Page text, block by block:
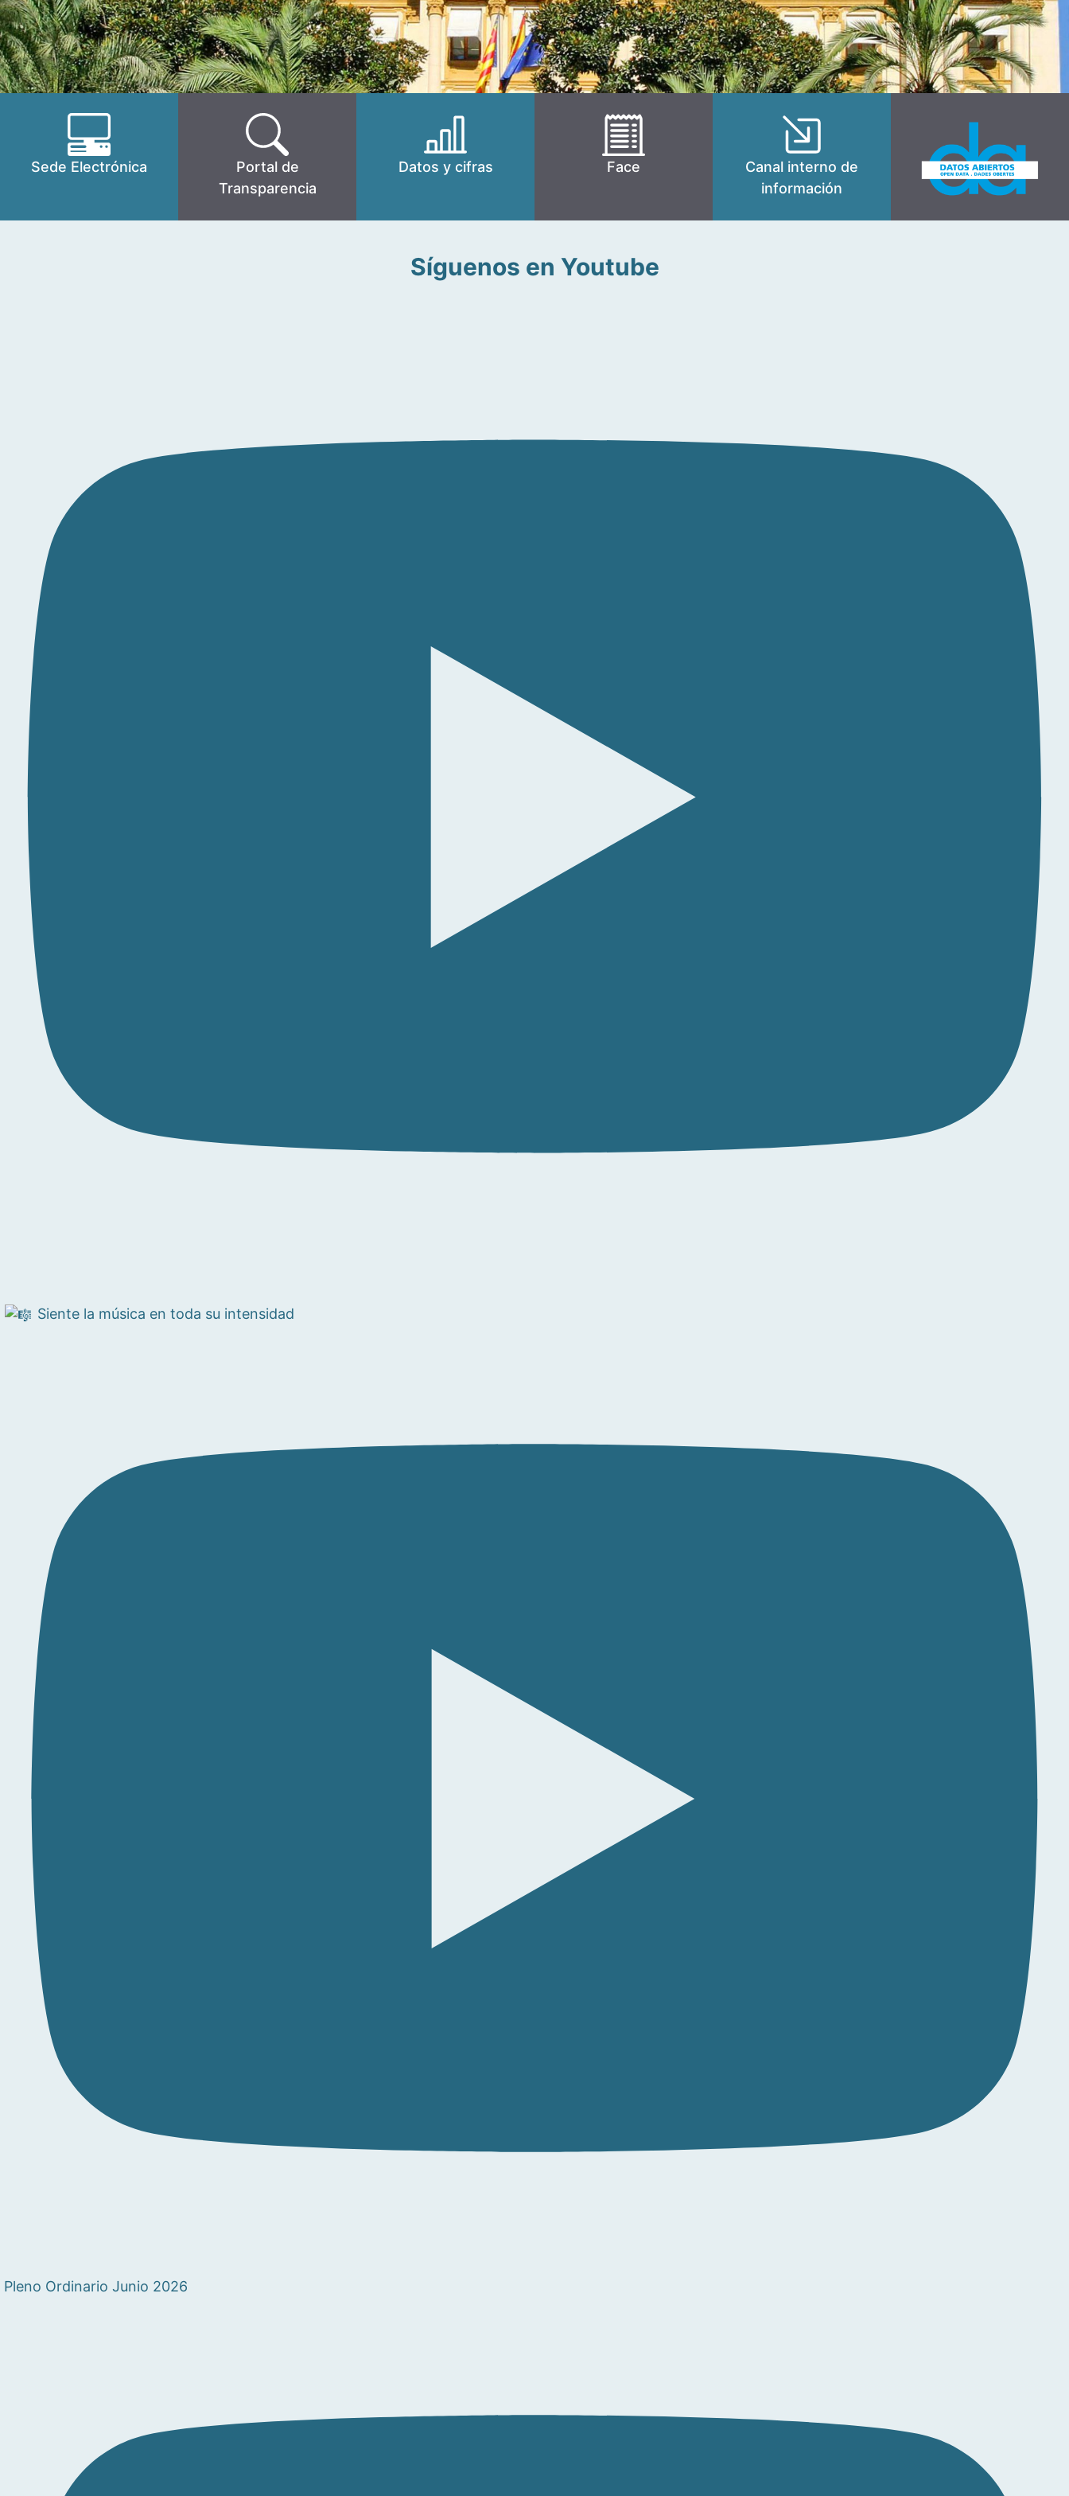
Sede Electrónica
Portal de
Transparencia
Datos y cifras Face
Canal interno de
información
Síguenos en Youtube
Siente la música en toda su intensidad
Pleno Ordinario Junio 2026